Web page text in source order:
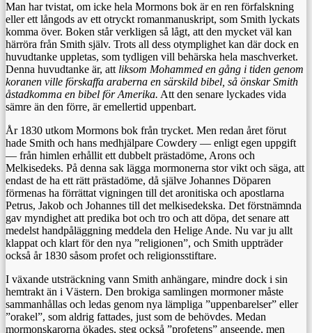
Man har tvistat, om icke hela Mormons bok är en ren förfalskning
eller ett långods av ett otryckt romanmanuskript, som Smith lyckats
komma över. Boken står verkligen så lågt, att den mycket väl kan
härröra från Smith själv. Trots all dess otymplighet kan där dock en
huvudtanke uppletas, som tydligen vill behärska hela maschverket.
Denna huvudtanke är, att liksom Mohammed en gång i tiden genom
koranen ville förskaffa araberna en särskild bibel, så önskar Smith
åstadkomma en bibel för Amerika. Att den senare lyckades vida
sämre än den förre, är emellertid uppenbart.
År 1830 utkom Mormons bok från trycket. Men redan året förut
hade Smith och hans medhjälpare Cowdery — enligt egen uppgift
— från himlen erhållit ett dubbelt prästadöme, Arons och
Melkisedeks. På denna sak lägga mormonerna stor vikt och säga, att
endast de ha ett rätt prästadöme, då själve Johannes Döparen
förmenas ha förrättat vigningen till det aronitiska och apostlarna
Petrus, Jakob och Johannes till det melkisedekska. Det förstnämnda
gav myndighet att predika bot och tro och att döpa, det senare att
medelst handpåläggning meddela den Helige Ande. Nu var ju allt
klappat och klart för den nya ”religionen”, och Smith uppträder
också år 1830 såsom profet och religionsstiftare.
I växande utsträckning vann Smith anhängare, mindre dock i sin
hemtrakt än i Västern. Den brokiga samlingen mormoner måste
sammanhållas och ledas genom nya lämpliga ”uppenbarelser” eller
”orakel”, som aldrig fattades, just som de behövdes. Medan
mormonskarorna ökades, steg också ”profetens” anseende, men